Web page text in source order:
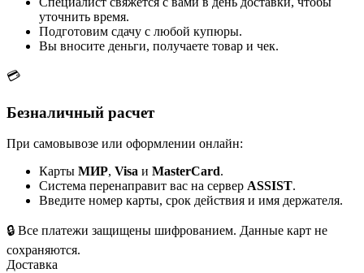
уточнить время.
Подготовим сдачу с любой купюры.
Вы вносите деньги, получаете товар и чек.
💳
Безналичный расчет
При самовывозе или оформлении онлайн:
Карты МИР, Visa и MasterCard.
Система перенаправит вас на сервер ASSIST.
Введите номер карты, срок действия и имя держателя.
🔒 Все платежи защищены шифрованием. Данные карт не
сохраняются.
Доставка